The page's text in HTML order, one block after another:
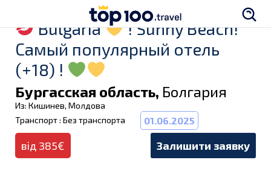
Bulgaria
! Sunny Beach!
Самый популярный отель
(+18) !
Бургасская область, Болгария
Из: Кишинев, Молдова
Транспорт : Без транспорта
01.06.2025
від 385€ Залишити заявку